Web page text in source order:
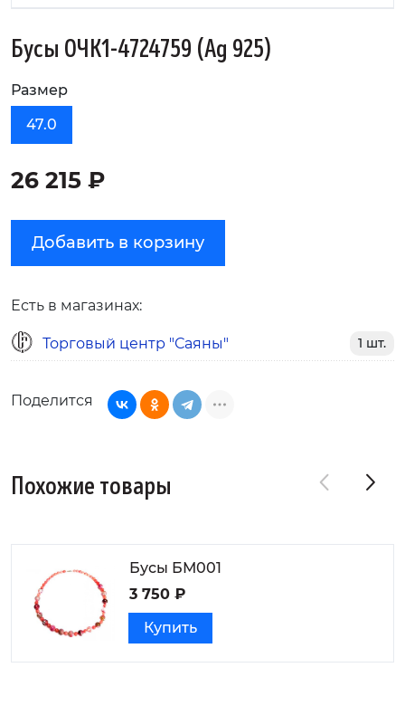
Бусы ОЧК1-4724759 (Ag 925)
Размер
47.0
26 215 ₽
Добавить в корзину
Есть в магазинах:
Торговый центр "Саяны" 1 шт.
Поделится
Похожие товары
Бусы БМ001
3 750 ₽
Купить